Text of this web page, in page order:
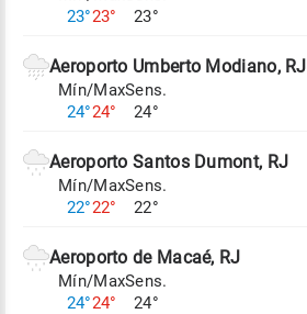
23°23°
23°
Aeroporto Umberto Modiano, RJ
Mín/Max
24°24°
Sens.
24°
Aeroporto Santos Dumont, RJ
Mín/Max
22°22°
Sens.
22°
Aeroporto de Macaé, RJ
Mín/Max
24°24°
Sens.
24°